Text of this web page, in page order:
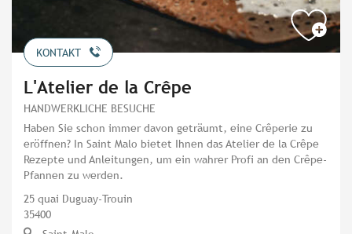
KONTAKT
L'Atelier de la Crêpe
HANDWERKLICHE BESUCHE
Haben Sie schon immer davon geträumt, eine Crêperie zu
eröffnen? In Saint Malo bietet Ihnen das Atelier de la Crêpe
Rezepte und Anleitungen, um ein wahrer Profi an den Crêpe-
Pfannen zu werden.
25 quai Duguay-Trouin
35400